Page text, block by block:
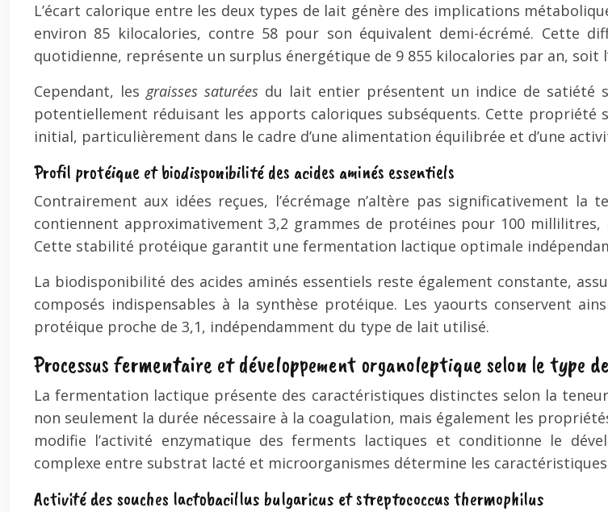
L’écart calorique entre les deux types de lait génère des implications
environ 85 kilocalories, contre 58 pour son équivalent demi-écrémé. Cette
quotidienne, représente un surplus énergétique de 9 855 kilocalories par an, soit
Cependant, les graisses saturées du lait entier présentent un indice de satiété
potentiellement réduisant les apports caloriques subséquents. Cette
initial, particulièrement dans le cadre d’une alimentation équilibrée et d’une
Profil protéique et biodisponibilité des acides aminés essentiels
Contrairement aux idées reçues, l’écrémage n’altère pas significativement
contiennent approximativement 3,2 grammes de protéines pour 100
Cette stabilité protéique garantit une fermentation lactique optimale
La biodisponibilité des acides aminés essentiels reste également constante,
composés indispensables à la synthèse protéique. Les yaourts conservent
protéique proche de 3,1, indépendamment du type de lait utilisé.
Processus fermentaire et développement organoleptique selon le type
La fermentation lactique présente des caractéristiques distinctes selon la
non seulement la durée nécessaire à la coagulation, mais également les
modifie l’activité enzymatique des ferments lactiques et conditionne le
complexe entre substrat lacté et microorganismes détermine les
Activité des souches lactobacillus bulgaricus et streptococcus thermophilus